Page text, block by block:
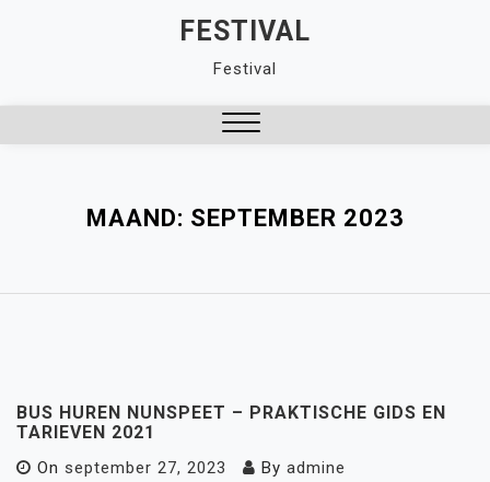
FESTIVAL
Festival
MAAND: SEPTEMBER 2023
BUS HUREN NUNSPEET – PRAKTISCHE GIDS EN
TARIEVEN 2021
On september 27, 2023 By admine